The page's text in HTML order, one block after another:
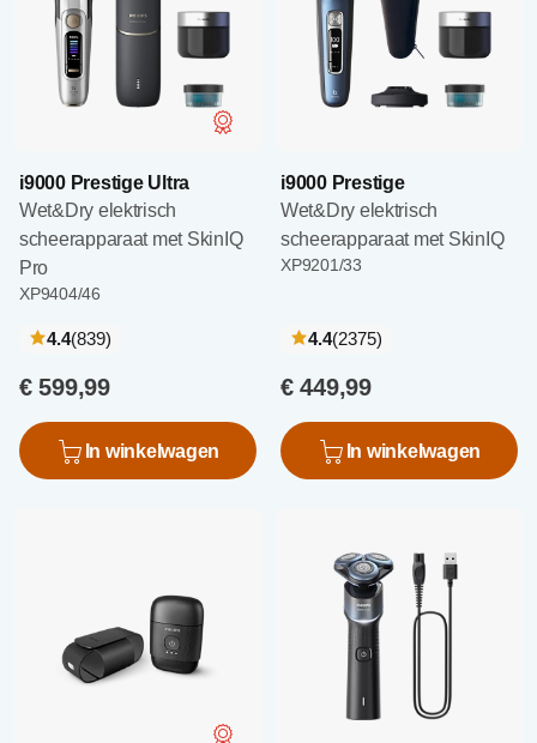
i9000 Prestige Ultra
Wet&Dry elektrisch
scheerapparaat met SkinIQ
Pro
XP9404/46
4.4(839recensies
)
€ 599,99
In winkelwagen
i9000 Prestige
Wet&Dry elektrisch
scheerapparaat met SkinIQ
XP9201/33
4.4(2375recensies
)
€ 449,99
In winkelwagen